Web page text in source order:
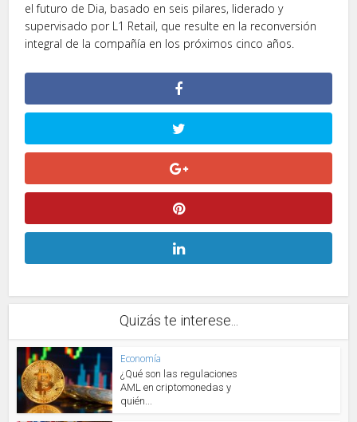
el futuro de Dia, basado en seis pilares, liderado y
supervisado por L1 Retail, que resulte en la reconversión
integral de la compañía en los próximos cinco años.
Quizás te interese...
Economía
¿Qué son las regulaciones
AML en criptomonedas y
quién...